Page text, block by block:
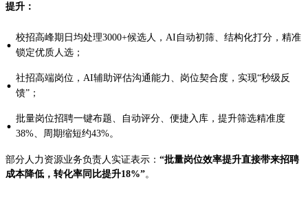
提升：
· 校招高峰期日均处理3000+候选人，AI自动初筛、结构化打分，精准
锁定优质人选；
· 社招高端岗位，AI辅助评估沟通能力、岗位契合度，实现“秒级反
馈”；
· 批量岗位招聘一键布题、自动评分、便捷入库，提升筛选精准度
38%、周期缩短约43%。
部分人力资源业务负责人实证表示： “批量岗位效率提升直接带来招聘
成本降低，转化率同比提升18%”。